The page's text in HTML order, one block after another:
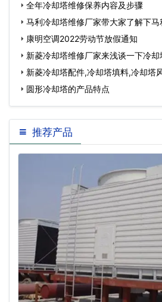
全年冷却塔维修保养内容及步骤
马利冷却塔维修厂家带大家了解下
哪…康明空调2022劳动节放假通知
新菱冷却塔维修厂家来浅谈一下冷
新菱冷却塔配件,冷却塔填料,冷却塔
圆形冷却塔的产品特点
推荐产品